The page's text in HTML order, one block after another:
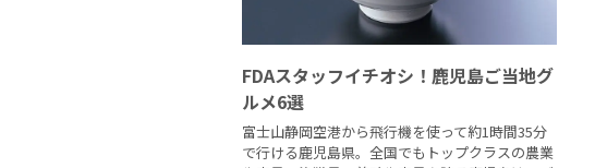
FDAスタッフイチオシ！鹿児島ご当地グ
ルメ6選
富士山静岡空港から飛行機を使って約1時間35分
で行ける鹿児島県。全国でもトップクラスの農業